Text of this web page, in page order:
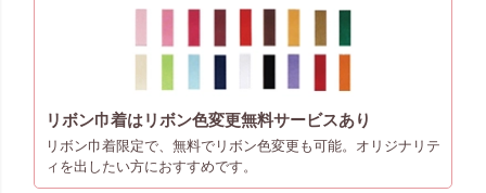
リボン巾着はリボン色変更無料サービスあり
リボン巾着限定で、無料でリボン色変更も可能。オリジナリテ
ィを出したい方におすすめです。